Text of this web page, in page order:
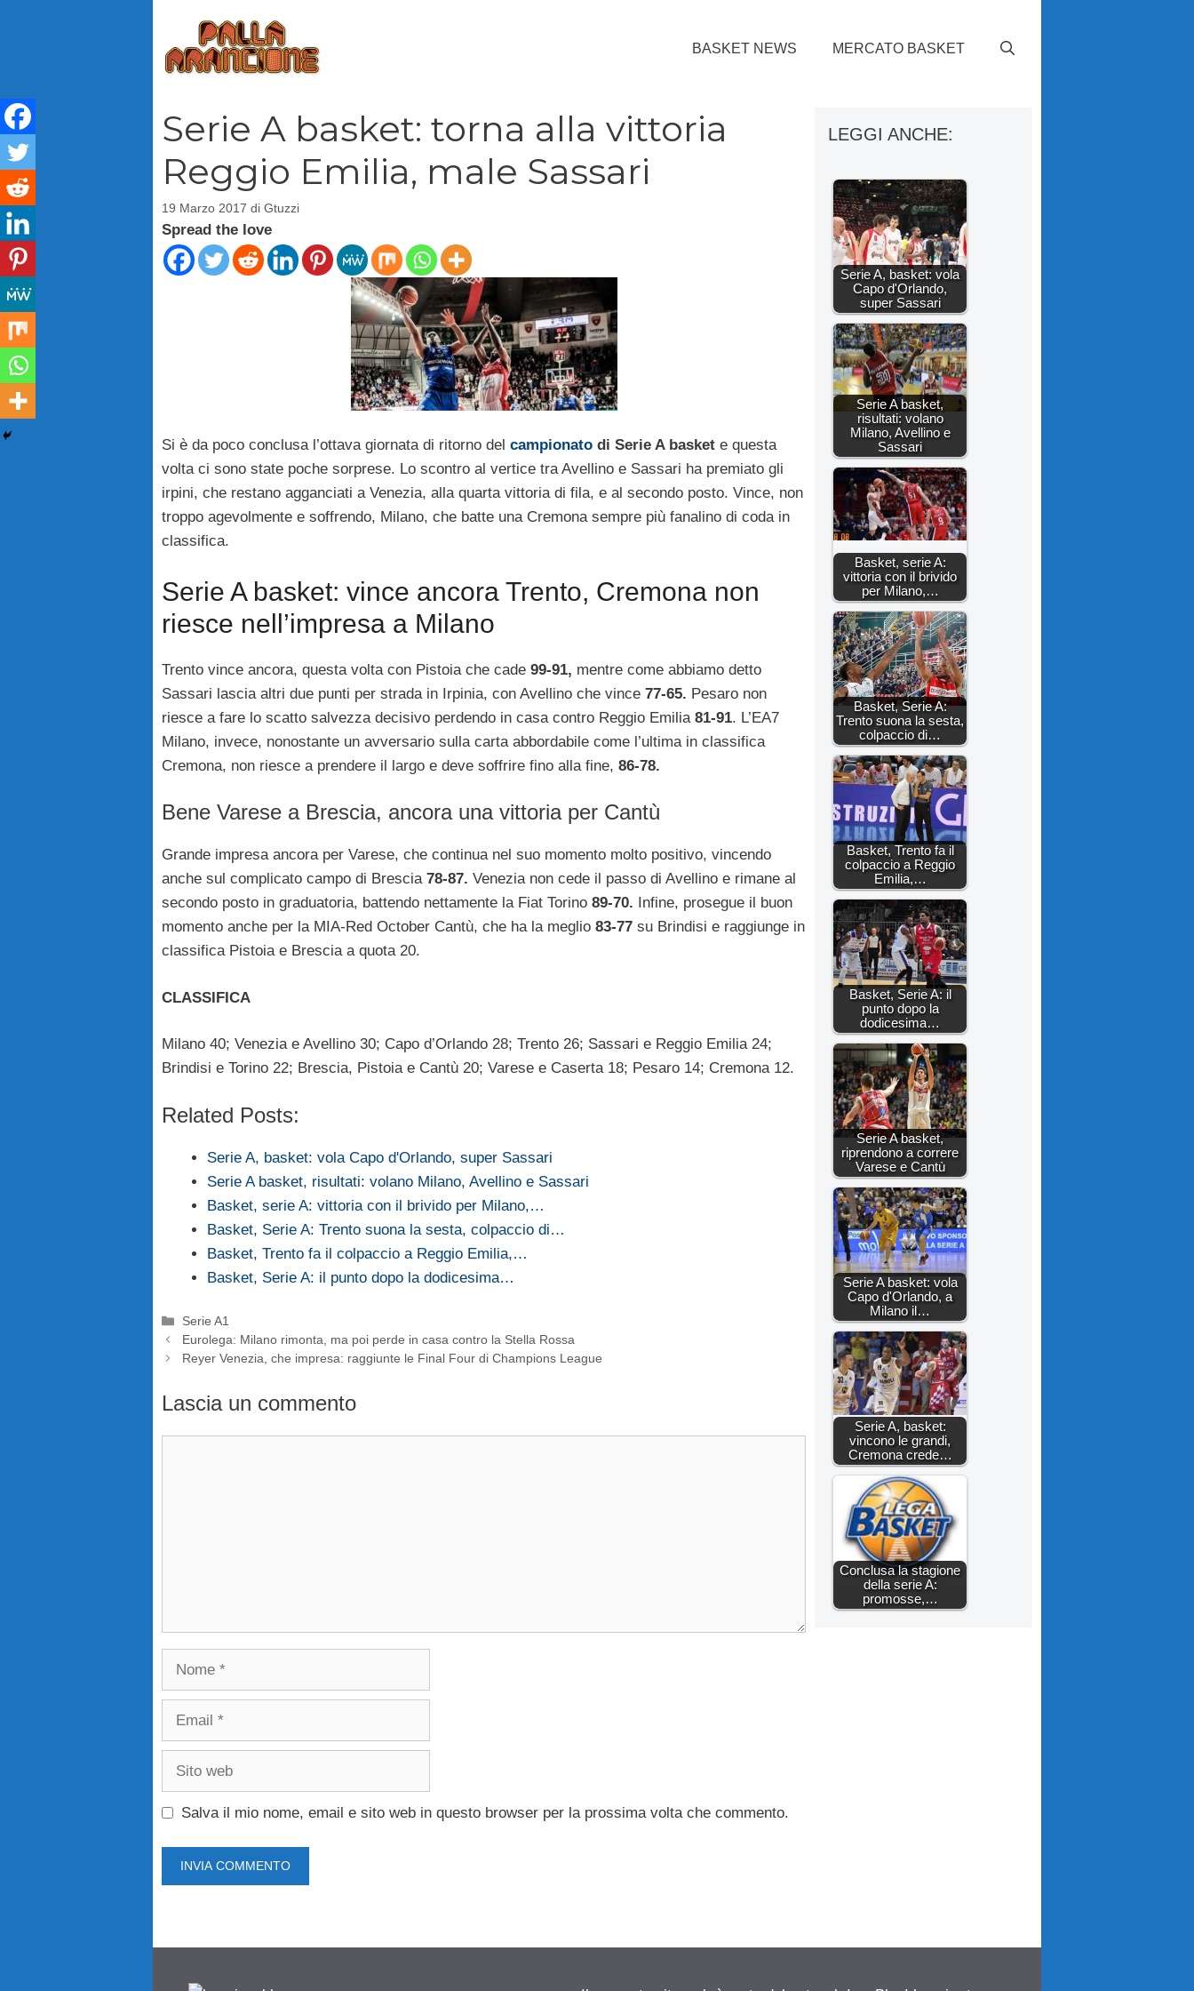
BASKET NEWS MERCATO BASKET
Serie A basket: torna alla vittoria
Reggio Emilia, male Sassari
19 Marzo 2017 di Gtuzzi
Spread the love
Si è da poco conclusa l’ottava giornata di ritorno del campionato di Serie A basket e questa
volta ci sono state poche sorprese. Lo scontro al vertice tra Avellino e Sassari ha premiato gli
irpini, che restano agganciati a Venezia, alla quarta vittoria di fila, e al secondo posto. Vince, non
troppo agevolmente e soffrendo, Milano, che batte una Cremona sempre più fanalino di coda in
classifica.
Serie A basket: vince ancora Trento, Cremona non
riesce nell’impresa a Milano
Trento vince ancora, questa volta con Pistoia che cade 99-91, mentre come abbiamo detto
Sassari lascia altri due punti per strada in Irpinia, con Avellino che vince 77-65. Pesaro non
riesce a fare lo scatto salvezza decisivo perdendo in casa contro Reggio Emilia81-91. L’EA7
Milano, invece, nonostante un avversario sulla carta abbordabile come l’ultima in classifica
Cremona, non riesce a prendere il largo e deve soffrire fino alla fine, 86-78.
Bene Varese a Brescia, ancora una vittoria per Cantù
Grande impresa ancora per Varese, che continua nel suo momento molto positivo, vincendo
anche sul complicato campo di Brescia 78-87. Venezia non cede il passo di Avellino e rimane al
secondo posto in graduatoria, battendo nettamente la Fiat Torino 89-70. Infine, prosegue il buon
momento anche per la MIA-Red October Cantù, che ha la meglio 83-77 su Brindisi e raggiunge in
classifica Pistoia e Brescia a quota 20.
CLASSIFICA
Milano 40; Venezia e Avellino 30; Capo d’Orlando 28; Trento 26; Sassari e Reggio Emilia 24;
Brindisi e Torino 22; Brescia, Pistoia e Cantù 20; Varese e Caserta 18; Pesaro 14; Cremona 12.
Related Posts:
Serie A, basket: vola Capo d'Orlando, super Sassari
Serie A basket, risultati: volano Milano, Avellino e Sassari
Basket, serie A: vittoria con il brivido per Milano,…
Basket, Serie A: Trento suona la sesta, colpaccio di…
Basket, Trento fa il colpaccio a Reggio Emilia,…
Basket, Serie A: il punto dopo la dodicesima…
Categorie
Serie A1
Eurolega: Milano rimonta, ma poi perde in casa contro la Stella Rossa
Reyer Venezia, che impresa: raggiunte le Final Four di Champions League
Lascia un commento
Nome
Email
Sito
Salva il mio nome, email e sito web in questo browser per la prossima volta che commento.
LEGGI ANCHE:
Serie A, basket: vola
Capo d'Orlando,
super Sassari
Serie A basket,
risultati: volano
Milano, Avellino e
Sassari
Basket, serie A:
vittoria con il brivido
per Milano,…
Basket, Serie A:
Trento suona la sesta,
colpaccio di…
Basket, Trento fa il
colpaccio a Reggio
Emilia,…
Basket, Serie A: il
punto dopo la
dodicesima…
Serie A basket,
riprendono a correre
Varese e Cantù
Serie A basket: vola
Capo d'Orlando, a
Milano il…
Serie A, basket:
vincono le grandi,
Cremona crede…
Conclusa la stagione
della serie A:
promosse,…